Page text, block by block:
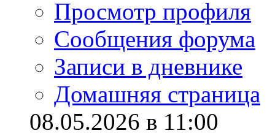
Просмотр профиля
Сообщения форума
Записи в дневнике
Домашняя страница
08.05.2026 в 11:00